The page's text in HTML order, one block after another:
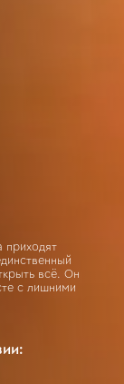
приходят
всё. Он
с лишними